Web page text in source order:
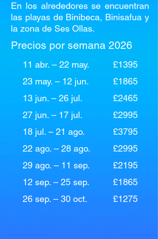
En los alrededores se encuentran
las playas de Binibeca, Binisafua y
la zona de Ses Ollas.
Precios por semana 2026
11 abr. – 22 may.
23 may. – 12 jun.
13 jun. – 26 jul.
27 jun. – 17 jul.
18 jul. – 21 ago.
22 ago. – 28 ago.
29 ago. – 11 sep.
12 sep. – 25 sep.
26 sep. – 30 oct.
£1395
£1865
£2465
£2995
£3795
£2995
£2195
£1865
£1275